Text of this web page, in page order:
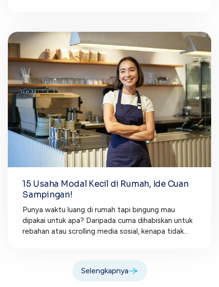
15 Usaha Modal Kecil di Rumah, Ide Cuan
Sampingan!
Punya waktu luang di rumah tapi bingung mau
dipakai untuk apa? Daripada cuma dihabiskan untuk
rebahan atau scrolling media sosial, kenapa tidak...
Selengkapnya